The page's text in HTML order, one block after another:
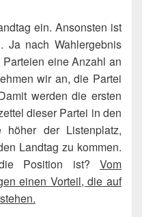
ein. Ansonsten ist
Ja nach Wahlergebnis
eine Anzahl an
wir an, die Partei
werden die ersten
dieser Partei in den
der Listenplatz,
Landtag zu kommen.
Position ist? Vom
einen Vorteil, die auf